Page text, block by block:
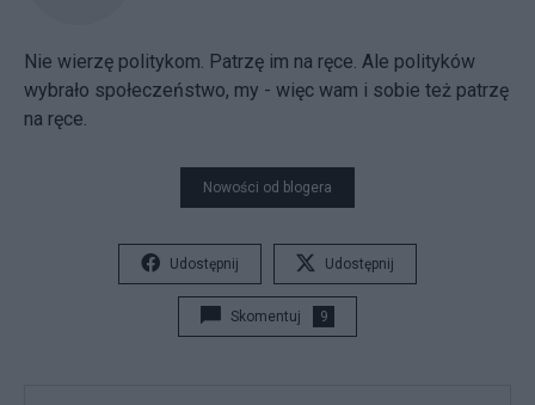
Nie wierzę politykom. Patrzę im na ręce. Ale polityków
wybrało społeczeństwo, my - więc wam i sobie też patrzę
na ręce.
Nowości od blogera
Udostępnij Udostępnij
Skomentuj 9